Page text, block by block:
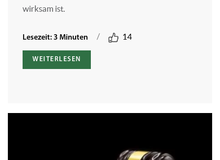
wirksam ist.
Lesezeit: 3 Minuten / 14
WEITERLESEN